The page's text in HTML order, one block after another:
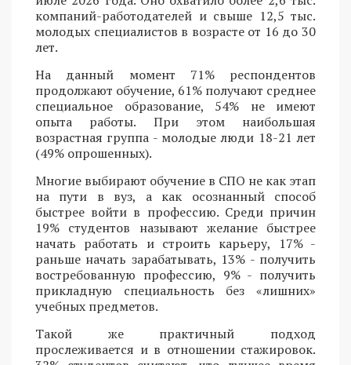
компаний-работодателей и свыше 12,5 тыс.
молодых специалистов в возрасте от 16 до 30
лет.
На данный момент 71% респондентов
продолжают обучение, 61% получают среднее
специальное образование, 54% не имеют
опыта работы. При этом наибольшая
возрастная группа - молодые люди 18-21 лет
(49% опрошенных).
Многие выбирают обучение в СПО не как этап
на пути в вуз, а как осознанный способ
быстрее войти в профессию. Среди причин
19% студентов называют желание быстрее
начать работать и строить карьеру, 17% -
раньше начать зарабатывать, 13% - получить
востребованную профессию, 9% - получить
прикладную специальность без «лишних»
учебных предметов.
Такой же практичный подход
прослеживается и в отношении стажировок.